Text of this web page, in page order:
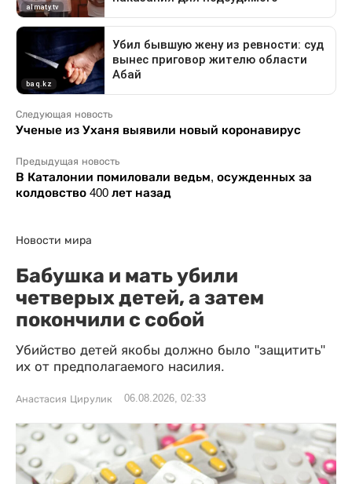
Следующая новость
Ученые из Уханя выявили новый коронавирус
Предыдущая новость
В Каталонии помиловали ведьм, осужденных за
колдовство 400 лет назад
Новости мира
Бабушка и мать убили
четверых детей, а затем
покончили с собой
Убийство детей якобы должно было "защитить"
их от предполагаемого насилия.
Анастасия Цирулик 06.08.2026, 02:33